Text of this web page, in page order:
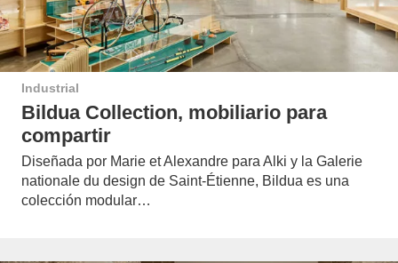
Industrial
Bildua Collection, mobiliario para
compartir
Diseñada por Marie et Alexandre para Alki y la Galerie
nationale du design de Saint-Étienne, Bildua es una
colección modular…